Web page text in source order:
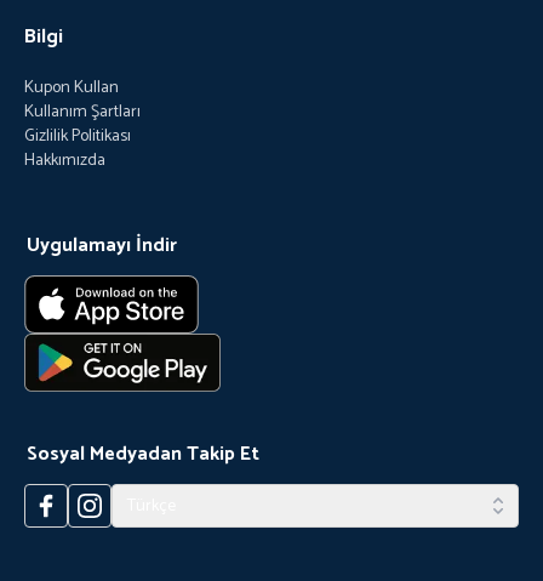
Bilgi
Kupon Kullan
Kullanım Şartları
Gizlilik Politikası
Hakkımızda
Uygulamayı İndir
Sosyal Medyadan Takip Et